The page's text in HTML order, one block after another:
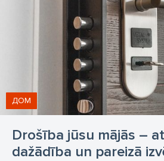
Drošība jūsu mājās –
dažādība un pareizā
ДОМ